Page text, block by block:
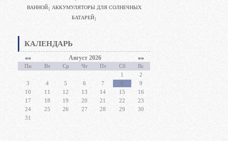
ВАННОЙ1 АККУМУЛЯТОРЫ ДЛЯ СОЛНЕЧНЫХ
БАТАРЕЙ1
КАЛЕНДАРЬ
«« Август 2026 »»
Пн Вт Ср Чт Пт Сб
Вс
1
2
3
4 5 6 7 8
9
10
11 12 13 14 15
16
17
18 19 20 21 22
23
24
25 26 27 28 29
30
31